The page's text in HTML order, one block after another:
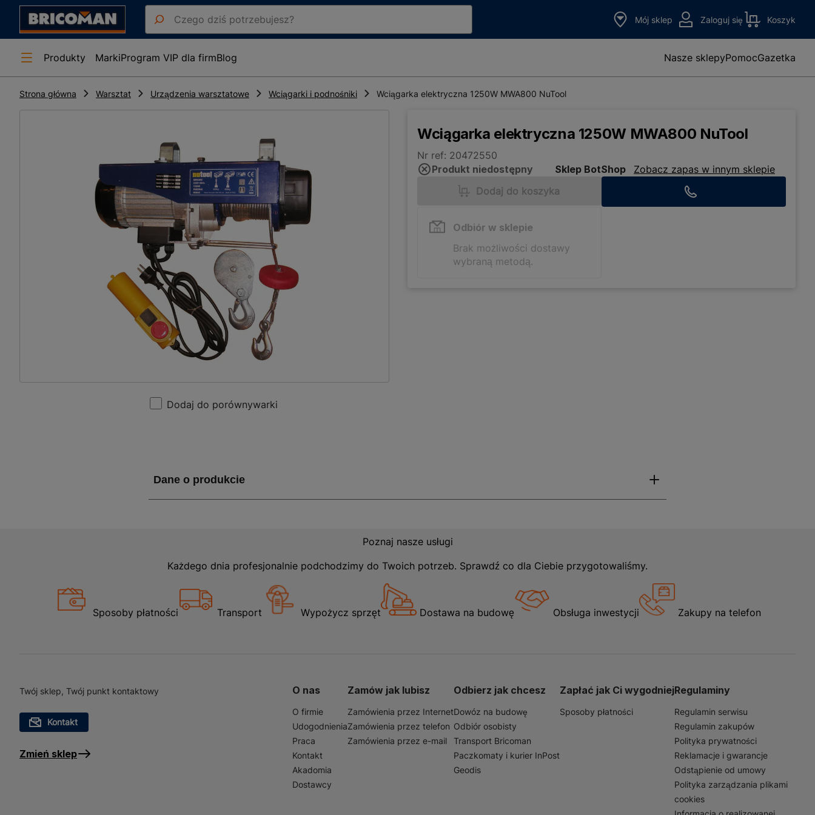
Mój sklep Zaloguj się Koszyk
Produkty MarkiProgram VIP dla firmBlog Nasze sklepyPomocGazetka
Strona główna Warsztat Urządzenia warsztatowe Wciągarki i podnośniki Wciągarka elektryczna 1250W MWA800 NuTool
Dodaj do porównywarki
Wciągarka elektryczna 1250W MWA800 NuTool
Nr ref: 20472550
Produkt niedostępny
Sklep BotShop
Zobacz zapas w innym sklepie
Dodaj do koszyka
Odbiór w sklepie
Brak możliwości dostawy
wybraną metodą.
Poznaj nasze usługi
Każdego dnia profesjonalnie podchodzimy do Twoich potrzeb. Sprawdź co dla Ciebie przygotowaliśmy.
Sposoby płatności Transport Wypożycz sprzęt Dostawa na budowę Obsługa inwestycji Zakupy na telefon
Twój sklep, Twój punkt kontaktowy
Kontakt
Zmień sklep
O nas
O firmie
Udogodnienia
Praca
Kontakt
Akadomia
Dostawcy
Zamów jak lubisz
Zamówienia przez Internet
Zamówienia przez telefon
Zamówienia przez e-mail
Odbierz jak chcesz
Dowóz na budowę
Odbiór osobisty
Transport Bricoman
Paczkomaty i kurier InPost
Geodis
Zapłać jak Ci wygodniej
Sposoby płatności
Regulaminy
Regulamin serwisu
Regulamin zakupów
Polityka prywatności
Reklamacje i gwarancje
Odstąpienie od umowy
Polityka zarządzania plikami
cookies